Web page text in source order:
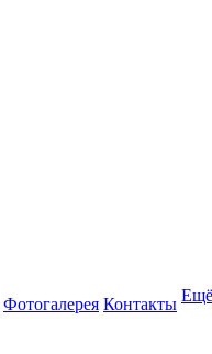
Фотогалерея Контакты Ещё